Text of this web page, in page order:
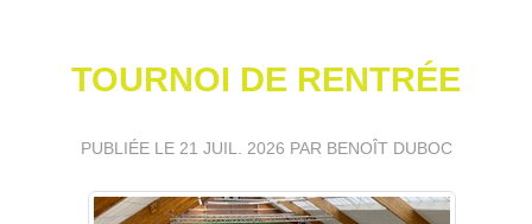
TOURNOI DE RENTRÉE
PUBLIÉE LE 21 JUIL. 2026 PAR BENOÎT DUBOC